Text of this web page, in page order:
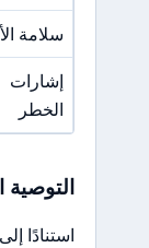
سلامة
إشارات
الخطر
التوصية
استنادًا